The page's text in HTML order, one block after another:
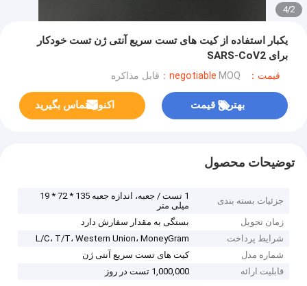
2
/
4
یکبار استفاده از کیت های تست سریع آنتی ژن تست خودکار
برای SARS-CoV2
قیمت：negotiable MOQ：قابل مذاکره
بهترین قیمت اکنون تماس بگیرید
توضیحات محصول
جزئیات بسته بندی
1 تست / جعبه، اندازه جعبه 135 * 72 * 19
میلی متر
زمان تحویل
بستگی به مقدار سفارش دارد
شرایط پرداخت
L/C، T/T، Western Union، MoneyGram
شماره مدل
کیت های تست سریع آنتی ژن
قابلیت ارائه
1,000,000 تست در روز